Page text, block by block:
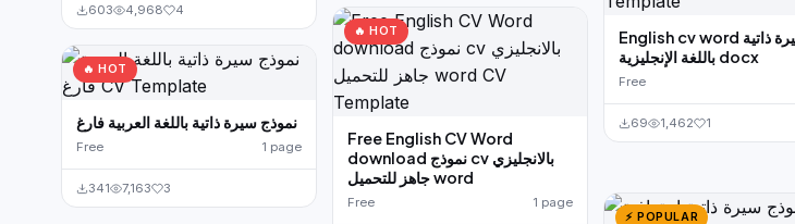
603 4,968 4
🔥 HOT
نموذج سيرة ذاتية باللغة العربية فارغ
Free 1 page
341 7,163 3
🔥 HOT
Free English CV Word
download نموذج cv بالانجليزي
جاهز للتحميل word
Free 1 page
English cv word قالب سيرة ذاتية
باللغة الإنجليزية docx
Free
69 1,462 1
⚡ POPULAR